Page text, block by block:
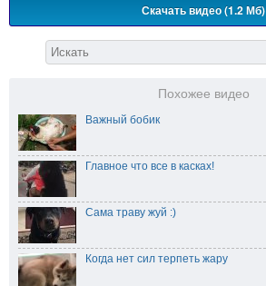
Скачать видео (1.2 Мб)
Похожее видео
Важный бобик
Главное что все в касках!
Сама траву жуй :)
Когда нет сил терпеть жару